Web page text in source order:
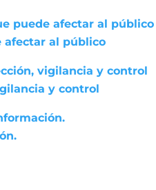
puede afectar al público
afectar al público
vigilancia y control
y control